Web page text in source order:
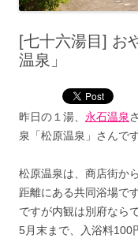
[七十六湯目] お
温泉」
昨日の１湯、 永石温泉
泉「松原温泉」さんです
松原温泉は、商店街か
距離にある共同浴場で
ですが内観は別府なら
5月末まで、入浴料100